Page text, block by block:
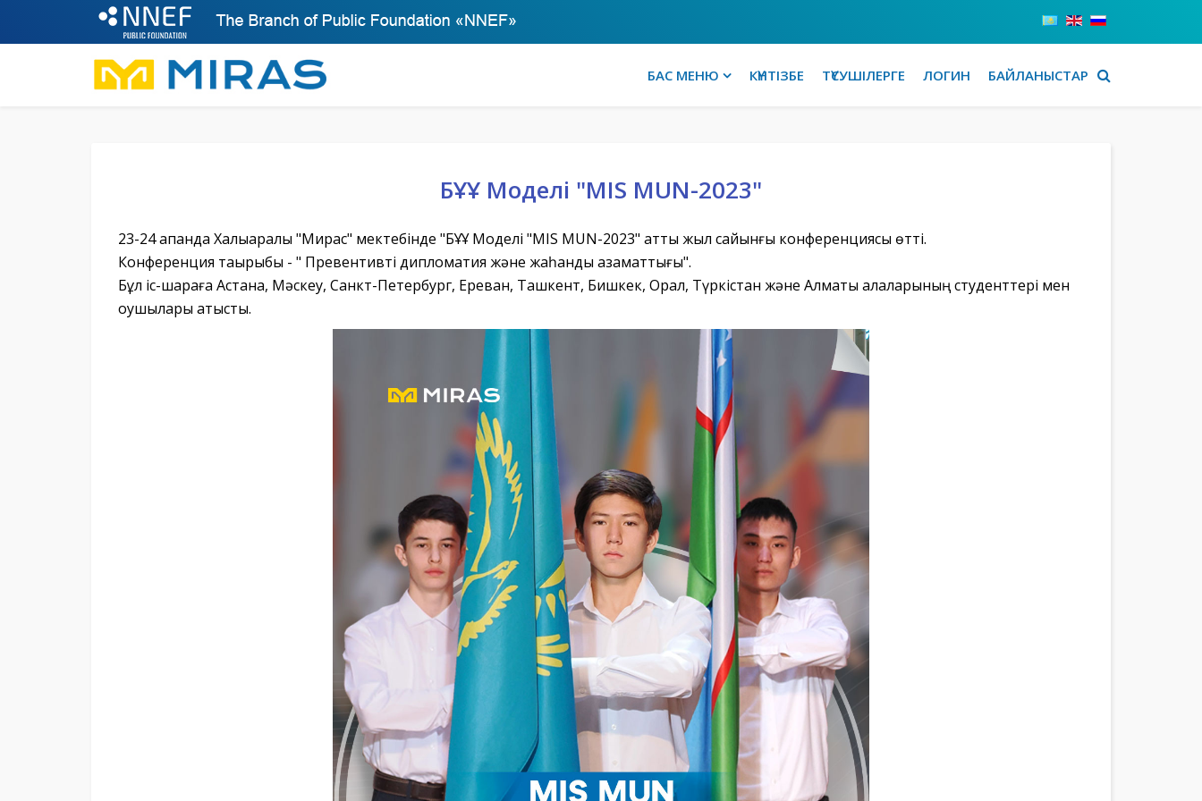
БАС МЕНЮ КҮНТІЗБЕ ТҮСУШІЛЕРГЕ ЛОГИН БАЙЛАНЫСТАР
БҰҰ Моделі "MIS MUN-2023"
23-24 ақпанда Халықаралық "Мирас" мектебінде "БҰҰ Моделі "MIS MUN-2023" атты жыл сайынғы конференциясы өтті.
Конференция тақырыбы - " Превентивті дипломатия және жаһандық азаматтығы".
Бұл іс-шараға Астана, Мәскеу, Санкт-Петербург, Ереван, Ташкент, Бишкек, Орал, Түркістан және Алматы қалаларының студенттері мен
оқушылары қатысты.